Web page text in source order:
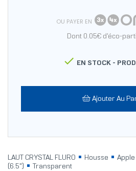
OU PAYER EN
Dont 0.05€ d'éco-
 EN STOCK -
Ajouter Au
LAUT CRYSTAL FLURO Housse Apple
(6.5")
Transparent